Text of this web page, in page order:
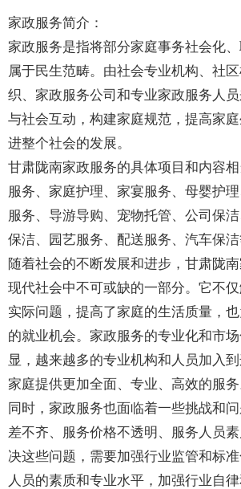
家政服务简介：
家政服务是指将部分家庭事务社会化、
属于民生范畴。由社会专业机构、社
织、家政服务公司和专业家政服务人
与社会互动，构建家庭规范，提高家
进整个社会的发展。
甘肃陇南家政服务的具体项目和内容
服务、家庭护理、家宴服务、母婴护
服务、导游导购、宠物托管、公司保
保洁、园艺服务、配送服务、汽车保洁
随着社会的不断发展和进步，甘肃陇
现代社会中不可或缺的一部分。它不
实际问题，提高了家庭的生活质量，
的就业机会。家政服务的专业化和市
显，越来越多的专业机构和人员加入
家庭提供更加全面、专业、高效的服务
同时，家政服务也面临着一些挑战和
差不齐、服务价格不透明、服务人员
决这些问题，需要加强行业监管和标
人员的素质和专业水平，加强行业自